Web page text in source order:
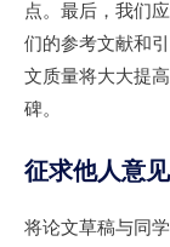
点。最后，我们
们的参考文献和
文质量将大大提
碑。
征求他人意见
将论文草稿与同